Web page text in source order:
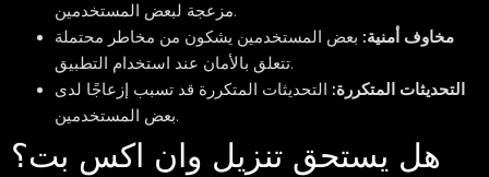
مزعجة لبعض المستخدمين.
مخاوف أمنية: بعض المستخدمين يشكون من مخاطر محتملة
تتعلق بالأمان عند استخدام التطبيق.
التحديثات المتكررة: التحديثات المتكررة قد تسبب إزعاجًا لدى
بعض المستخدمين.
هل يستحق تنزيل وان اكس بت؟